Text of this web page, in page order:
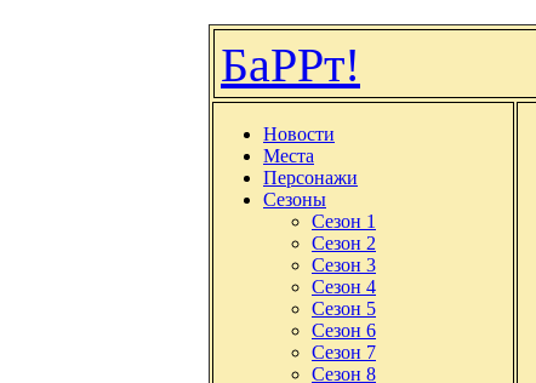
БаРРт!
Новости
Места
Персонажи
Сезоны
Сезон 1
Сезон 2
Сезон 3
Сезон 4
Сезон 5
Сезон 6
Сезон 7
Сезон 8